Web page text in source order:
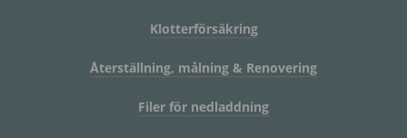
Klotterförsäkring
Återställning, målning & Renovering
Filer för nedladdning